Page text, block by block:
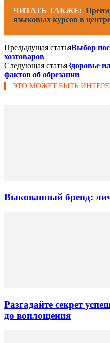
ЧИТАТЬ ТАКЖЕ:
языковых курсов в
Предыдущая статьяВыбор
хозтоваров
Следующая статьяЗдоровье
фактов об обрезании
ЭТО МОЖЕТ БЫТЬ
Выкованный бренд:
Разгадайте секрет
до воплощения